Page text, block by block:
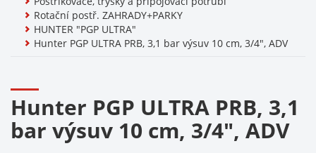
Rotační postř. ZAHRADY+PARKY
HUNTER "PGP ULTRA"
Hunter PGP ULTRA PRB, 3,1 bar výsuv 10 cm, 3/4", ADV
Hunter PGP ULTRA PRB, 3,1
bar výsuv 10 cm, 3/4", ADV